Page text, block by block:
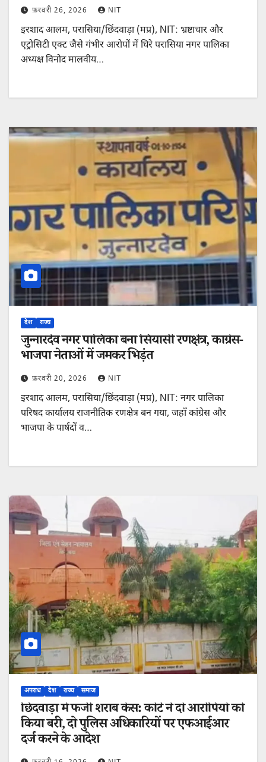
फ़रवरी 26, 2026 NIT
इरशाद आलम, परासिया/छिंदवाड़ा (मप्र), NIT: भ्रष्टाचार और
एट्रोसिटी एक्ट जैसे गंभीर आरोपों में घिरे परासिया नगर पालिका
अध्यक्ष विनोद मालवीय…
देश राज्य
जुन्नारदेव नगर पालिका बना सियासी रणक्षेत्र, कांग्रेस-
भाजपा नेताओं में जमकर भिड़ंत
फ़रवरी 20, 2026 NIT
इरशाद आलम, परासिया/छिंदवाड़ा (मप्र), NIT: नगर पालिका
परिषद कार्यालय राजनीतिक रणक्षेत्र बन गया, जहाँ कांग्रेस और
भाजपा के पार्षदों व…
अपराध देश राज्य समाज
छिंदवाड़ा में फर्जी शराब केस: कोर्ट ने दो आरोपियों को
किया बरी, दो पुलिस अधिकारियों पर एफआईआर
दर्ज करने के आदेश